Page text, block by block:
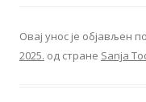
Овај унос је објављен
2025. од стране Sanja